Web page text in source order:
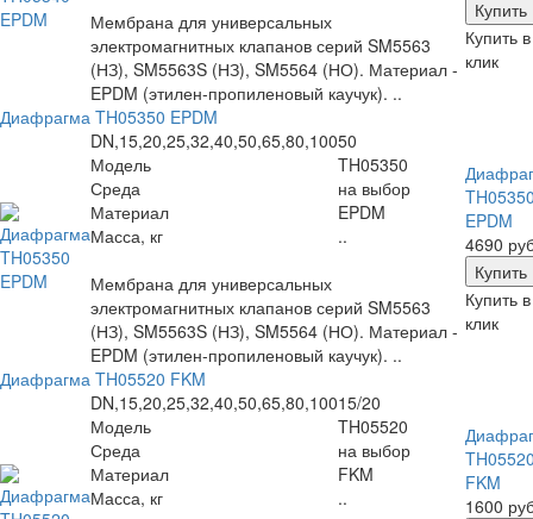
Мембрана для универсальных
электромагнитных клапанов серий SM5563
(НЗ), SM5563S (НЗ), SM5564 (НО). Материал -
EPDM (этилен-пропиленовый каучук). ..
Купить
клик
Диафрагма TH05350 EPDM
DN,15,20,25,32,40,50,65,80,10050
Модель
TH05350
Среда
на выбор
Материал
EPDM
Масса, кг
..
Мембрана для универсальных
электромагнитных клапанов серий SM5563
(НЗ), SM5563S (НЗ), SM5564 (НО). Материал -
EPDM (этилен-пропиленовый каучук). ..
EPDM
4690
Купить
клик
Диафрагма TH05520 FKM
DN,15,20,25,32,40,50,65,80,10015/20
Модель
TH05520
Среда
на выбор
Материал
FKM
Масса, кг
..
FKM
1600